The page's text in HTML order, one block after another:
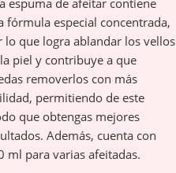
fórmula especial concentrada,
lo que logra ablandar los vellos
piel y contribuye a que
removerlos con más
permitiendo de este
que obtengas mejores
Además, cuenta con
ml para varias afeitadas.